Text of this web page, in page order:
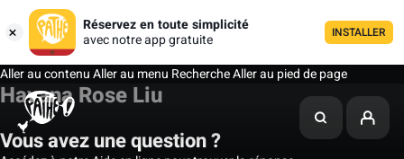
Réservez en toute simplicité
avec notre app gratuite
INSTALLER
Aller au contenuAller au menu RechercheAller au pied de page
Havana Rose Liu
Vous avez une question ?